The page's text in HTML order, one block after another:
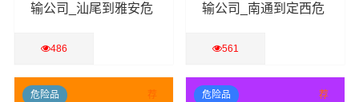
输公司_汕尾到雅安危
486
查看详细
输公司_南通到定西危
561
查看详细
危险品 荐 危险品 荐